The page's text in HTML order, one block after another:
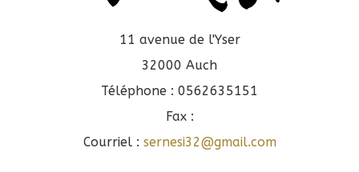
Notre Offre
Contact
11 avenue de l'Yser
32000 Auch
Téléphone : 0562635151
Fax :
Courriel : sernesi32@gmail.com